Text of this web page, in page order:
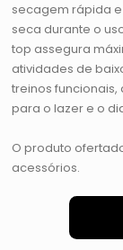
secagem rápida
seca durante o
top assegura
atividades de
treinos
para o lazer e o
O produto
acessórios.